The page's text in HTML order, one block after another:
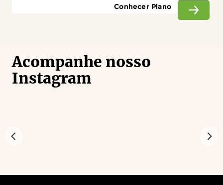
Conhecer Plano
Acompanhe nosso
Instagram